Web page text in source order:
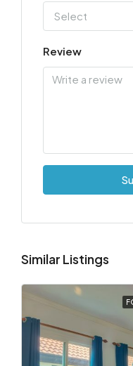
Select
Review
Similar Listings